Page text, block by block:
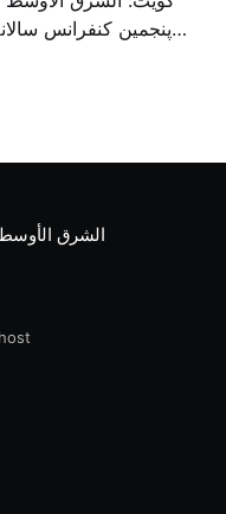
پنجمین کنفرانس
متخصص از
الشرق